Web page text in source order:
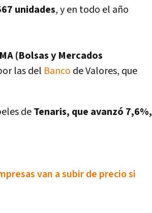
unidades, y en todo el año
(Bolsas y Mercados
las del Banco de Valores, que
deTenaris, que avanzó 7,6%,
van a subir de precio si